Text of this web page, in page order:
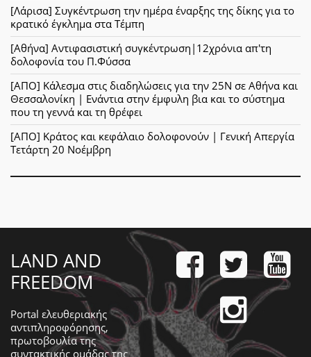
[Λάρισα] Συγκέντρωση την ημέρα έναρξης της δίκης για το
κρατικό έγκλημα στα Τέμπη
[Αθήνα] Αντιφασιστική συγκέντρωση|12χρόνια απ'τη
δολοφονία του Π.Φύσσα
[ΑΠΟ] Κάλεσμα στις διαδηλώσεις για την 25Ν σε Αθήνα και
Θεσσαλονίκη | Ενάντια στην έμφυλη βια και το σύστημα
που τη γεννά και τη θρέφει
[ΑΠΟ] Κράτος και κεφάλαιο δολοφονούν | Γενική Απεργία
Τετάρτη 20 Νοέμβρη
LAND AND
FREEDOM
Portal ελευθεριακής
αντιπληροφόρησης,
πρωτοβουλία της
συντακτικής ομάδας της